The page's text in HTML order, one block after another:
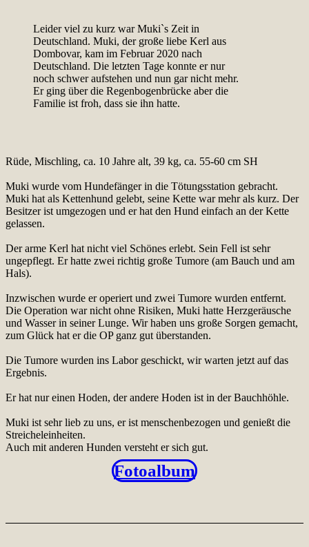
Leider viel zu kurz war Muki`s Zeit in
Deutschland. Muki, der große liebe Kerl aus
Dombovar, kam im Februar 2020 nach
Deutschland. Die letzten Tage konnte er nur
noch schwer aufstehen und nun gar nicht mehr.
Er ging über die Regenbogenbrücke aber die
Familie ist froh, dass sie ihn hatte.
Rüde, Mischling, ca. 10 Jahre alt, 39 kg, ca. 55-60 cm SH
Muki wurde vom Hundefänger in die Tötungsstation gebracht.
Muki hat als Kettenhund gelebt, seine Kette war mehr als kurz. Der
Besitzer ist umgezogen und er hat den Hund einfach an der Kette
gelassen.
Der arme Kerl hat nicht viel Schönes erlebt. Sein Fell ist sehr
ungepflegt. Er hatte zwei richtig große Tumore (am Bauch und am
Hals).
Inzwischen wurde er operiert und zwei Tumore wurden entfernt.
Die Operation war nicht ohne Risiken, Muki hatte Herzgeräusche
und Wasser in seiner Lunge. Wir haben uns große Sorgen gemacht,
zum Glück hat er die OP ganz gut überstanden.
Die Tumore wurden ins Labor geschickt, wir warten jetzt auf das
Ergebnis.
Er hat nur einen Hoden, der andere Hoden ist in der Bauchhöhle.
Muki ist sehr lieb zu uns, er ist menschenbezogen und genießt die
Streicheleinheiten.
Auch mit anderen Hunden versteht er sich gut.
Fotoalbum